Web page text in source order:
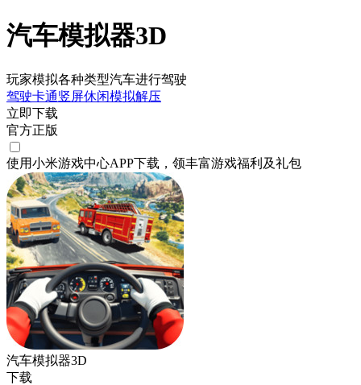
汽车模拟器3D
玩家模拟各种类型汽车进行驾驶
驾驶卡通竖屏休闲模拟解压
立即下载
官方正版
使用小米游戏中心APP下载 ，领丰富游戏福利 及礼包
汽车模拟器3D
下载